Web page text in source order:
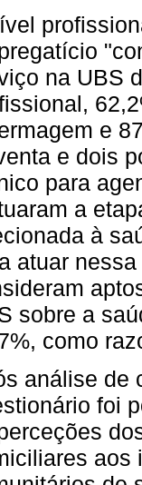
na UBS
e
e dois
para
a
à
atuar
sobre a
como
análise de
foi
aos